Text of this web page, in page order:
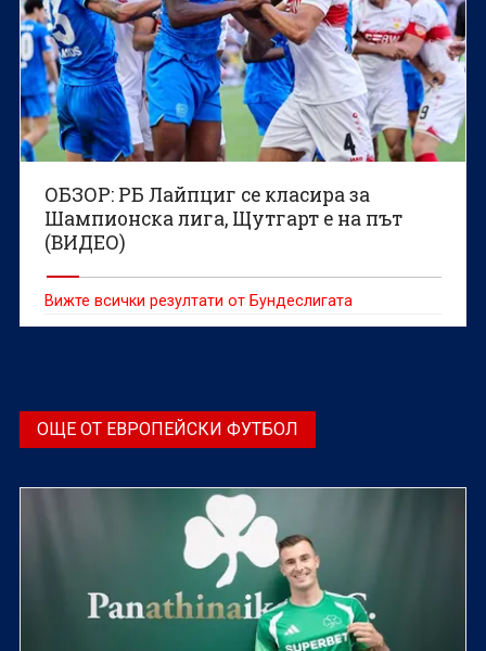
ОБЗОР: РБ Лайпциг се класира за
Шампионска лига, Щутгарт е на път
(ВИДЕО)
Вижте всички резултати от Бундеслигата
ОЩЕ ОТ ЕВРОПЕЙСКИ ФУТБОЛ